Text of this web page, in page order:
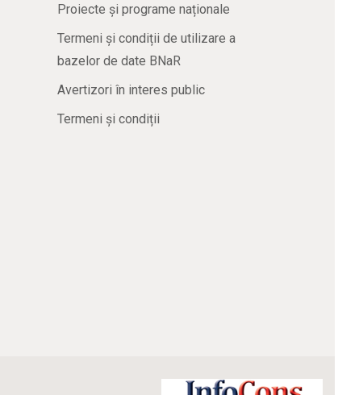
Proiecte și programe naționale
Termeni și condiții de utilizare a
bazelor de date BNaR
Avertizori în interes public
Termeni și condiții